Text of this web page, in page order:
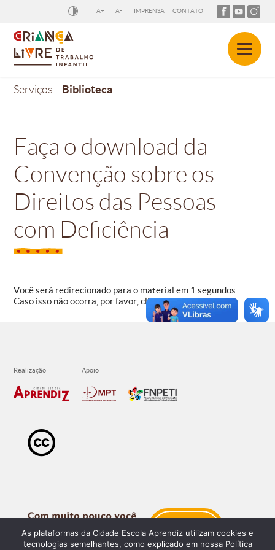
A+ A- IMPRENSA CONTATO
Serviços Biblioteca
Faça o download da
Convenção sobre os
Direitos das Pessoas
com Deficiência
Você será redirecionado para o material em 1 segundos.
Caso isso não ocorra, por favor, cliqueaqui.
As plataformas da Cidade Escola Aprendiz utilizam cookies e
tecnologias semelhantes, como explicado em nossa Política